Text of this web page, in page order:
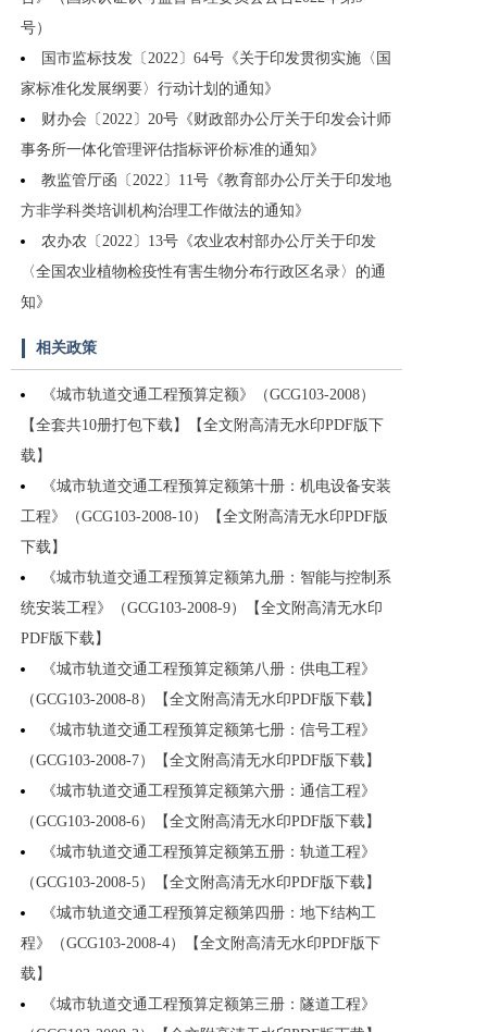
号）
国市监标技发〔2022〕64号《关于印发贯彻实施〈国
家标准化发展纲要〉行动计划的通知》
财办会〔2022〕20号《财政部办公厅关于印发会计师
事务所一体化管理评估指标评价标准的通知》
教监管厅函〔2022〕11号《教育部办公厅关于印发地
方非学科类培训机构治理工作做法的通知》
农办农〔2022〕13号《农业农村部办公厅关于印发
〈全国农业植物检疫性有害生物分布行政区名录〉的通
知》
相关政策
《城市轨道交通工程预算定额》（GCG103-2008）
【全套共10册打包下载】【全文附高清无水印PDF版下
载】
《城市轨道交通工程预算定额第十册：机电设备安装
工程》（GCG103-2008-10）【全文附高清无水印PDF版
下载】
《城市轨道交通工程预算定额第九册：智能与控制系
统安装工程》（GCG103-2008-9）【全文附高清无水印
PDF版下载】
《城市轨道交通工程预算定额第八册：供电工程》
（GCG103-2008-8）【全文附高清无水印PDF版下载】
《城市轨道交通工程预算定额第七册：信号工程》
（GCG103-2008-7）【全文附高清无水印PDF版下载】
《城市轨道交通工程预算定额第六册：通信工程》
（GCG103-2008-6）【全文附高清无水印PDF版下载】
《城市轨道交通工程预算定额第五册：轨道工程》
（GCG103-2008-5）【全文附高清无水印PDF版下载】
《城市轨道交通工程预算定额第四册：地下结构工
程》（GCG103-2008-4）【全文附高清无水印PDF版下
载】
《城市轨道交通工程预算定额第三册：隧道工程》